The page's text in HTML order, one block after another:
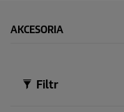
AKCESORIA
Filtr